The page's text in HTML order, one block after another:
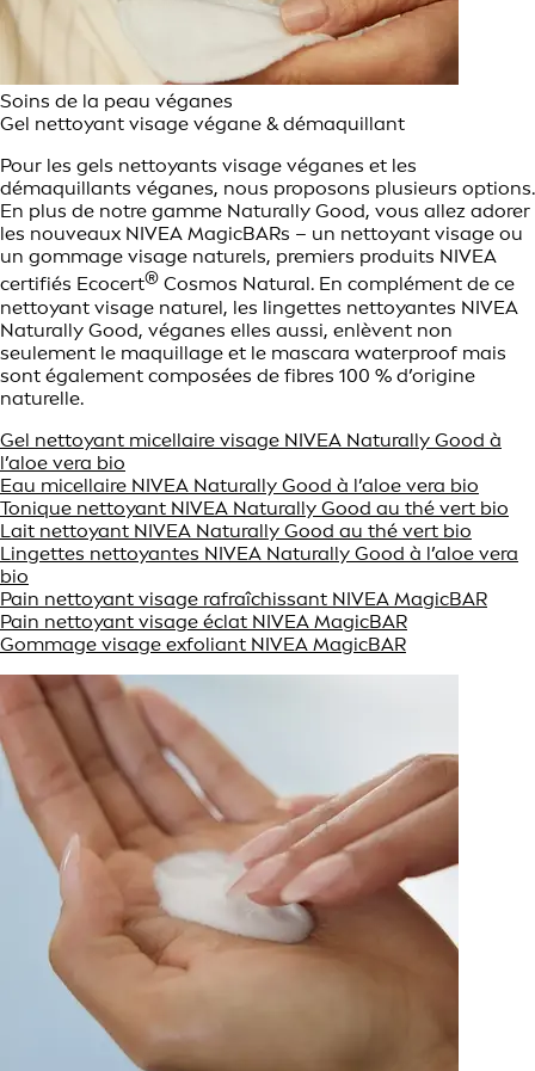
Soins de la peau véganes
Gel nettoyant visage végane & démaquillant
Pour les gels nettoyants visage véganes et les
démaquillants véganes, nous proposons plusieurs options.
En plus de notre gamme Naturally Good, vous allez adorer
les nouveaux NIVEA MagicBARs – un nettoyant visage ou
un gommage visage naturels, premiers produits NIVEA
certifiés Ecocert® Cosmos Natural. En complément de ce
nettoyant visage naturel, les lingettes nettoyantes NIVEA
Naturally Good, véganes elles aussi, enlèvent non
seulement le maquillage et le mascara waterproof mais
sont également composées de fibres 100 % d’origine
naturelle.
Gel nettoyant micellaire visage NIVEA Naturally Good à
l’aloe vera bio
Eau micellaire NIVEA Naturally Good à l’aloe vera bio
Tonique nettoyant NIVEA Naturally Good au thé vert bio
Lait nettoyant NIVEA Naturally Good au thé vert bio
Lingettes nettoyantes NIVEA Naturally Good à l’aloe vera
bio
Pain nettoyant visage rafraîchissant NIVEA MagicBAR
Pain nettoyant visage éclat NIVEA MagicBAR
Gommage visage exfoliant NIVEA MagicBAR